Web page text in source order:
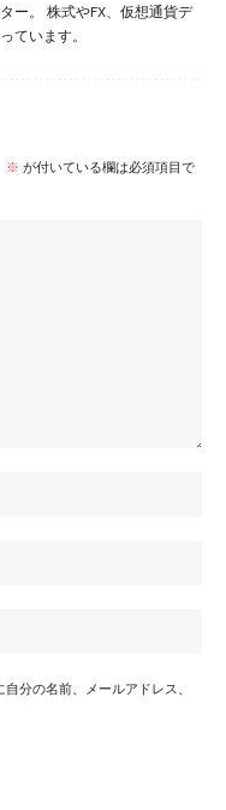
ー。 株式やFX、仮想通貨デ
ています。
※ が付いている欄は必須項目で
分の名前、メールアドレス、